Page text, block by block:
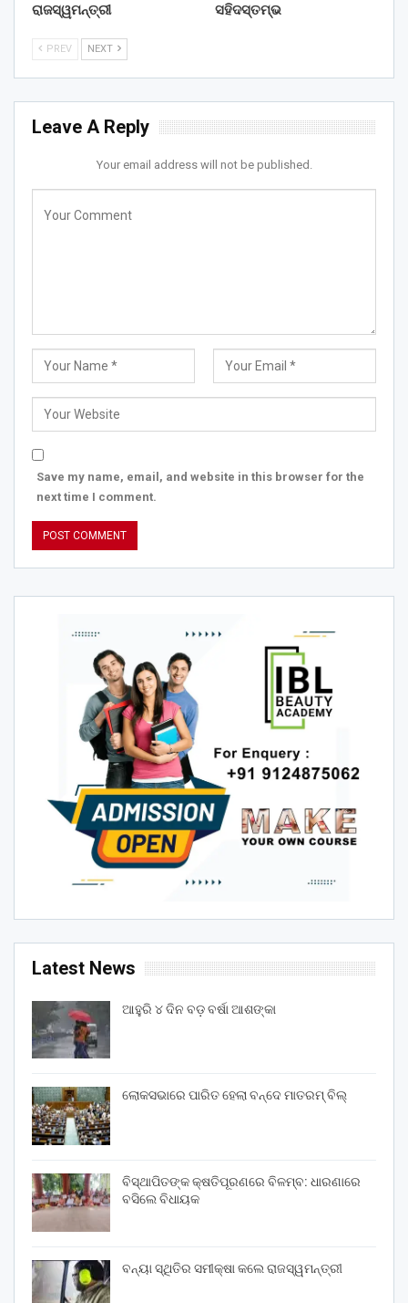
ରାଜସ୍ୱମନ୍ତ୍ରୀ
ସହିଦସ୍ତମ୍ଭ
PREV NEXT
Leave A Reply
Your email address will not be published.
Save my name, email, and website in this browser for the
next time I comment.
Latest News
ଆହୁରି ୪ ଦିନ ବଡ଼ ବର୍ଷା ଆଶଙ୍କା
ଲୋକସଭାରେ ପାରିତ ହେଲା ବନ୍ଦେ ମାତରମ୍‌ ବିଲ୍‌
ବିସ୍ଥାପିତଙ୍କ କ୍ଷତିପୂରଣରେ ବିଳମ୍ବ: ଧାରଣାରେ
ବସିଲେ ବିଧାୟକ
ବନ୍ୟା ସ୍ଥିତିର ସମୀକ୍ଷା କଲେ ରାଜସ୍ୱମନ୍ତ୍ରୀ